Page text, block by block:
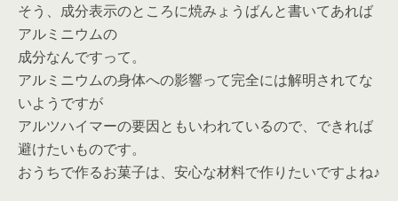
そう、成分表示のところに焼みょうばんと書いてあれば
アルミニウムの
成分なんですって。
アルミニウムの身体への影響って完全には解明されてな
いようですが
アルツハイマーの要因ともいわれているので、できれば
避けたいものです。
おうちで作るお菓子は、安心な材料で作りたいですよね♪